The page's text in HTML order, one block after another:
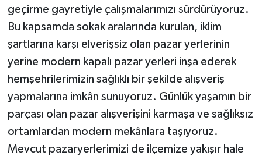
geçirme gayretiyle çalışmalarımızı sürdürüyoruz.
Bu kapsamda sokak aralarında kurulan, iklim
şartlarına karşı elverişsiz olan pazar yerlerinin
yerine modern kapalı pazar yerleri inşa ederek
hemşehrilerimizin sağlıklı bir şekilde alışveriş
yapmalarına imkân sunuyoruz. Günlük yaşamın bir
parçası olan pazar alışverişini karmaşa ve sağlıksız
ortamlardan modern mekânlara taşıyoruz.
Mevcut pazaryerlerimizi de ilçemize yakışır hale